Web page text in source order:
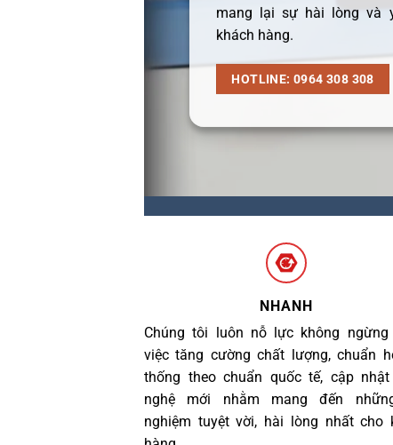
mang lại sự hài lòng và
khách hàng.
HOTLINE: 0964 308 308
NHANH
Chúng tôi luôn nỗ lực không ngừng
việc tăng cường chất lượng, chuẩn
thống theo chuẩn quốc tế, cập nhật
nghệ mới nhằm mang đến
nghiệm tuyệt vời, hài lòng nhất cho